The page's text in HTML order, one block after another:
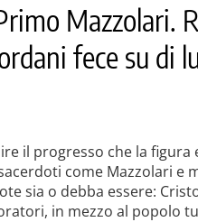
Mazzolari.
fece su di
il progresso che la figura
come Mazzolari e
sia o debba essere:
in mezzo al popolo